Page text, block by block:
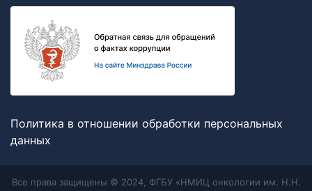
Политика в отношении обработки персональных
данных
Все права защищены © 2024, ФГБУ «НМИЦ онкологии им. Н.Н.